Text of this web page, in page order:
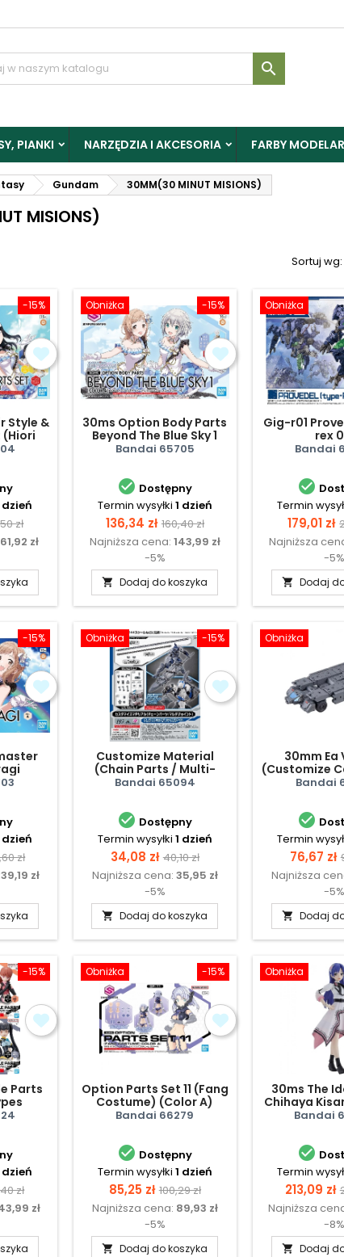

PIANKI NARZĘDZIA I AKCESORIA FARBY
Gundam 30MM(30 MINUT MISIONS)
MISIONS)
Sortuj wg:
-15%
Style &
(Hiori
dzień
zł
zł
-15%
Obniżka
30ms Option Body Parts
Beyond The Blue Sky 1
[color A]
Bandai 65705
 Dostępny
Termin wysyłki 1 dzień
Cena
136,34 zł Cena
podstawowa
160,40 zł
Najniższa cena: 143,99 zł
-5%
 Dodaj do koszyka
Obniżka
Gig-r01
rex
Bandai

Termin
Cena
179,01 zł
Najniższa
-5%
 Dodaj
-15%
dzień
zł
zł
-15%
Obniżka
Customize Material
(Chain Parts / Multi-
joint)
Bandai 65094
 Dostępny
Termin wysyłki 1 dzień
Cena
34,08 zł Cena
podstawowa
40,10 zł
Najniższa cena: 35,95 zł
-5%
 Dodaj do koszyka
Obniżka
30mm Ea
(Customize
Bandai

Termin
Cena
76,67 zł
Najniższa
-5%
 Dodaj
-15%
Parts
dzień
zł
zł
-15%
Obniżka
Option Parts Set 11 (Fang
Costume) (Color A)
Bandai 66279
 Dostępny
Termin wysyłki 1 dzień
Cena
85,25 zł Cena
podstawowa
100,29 zł
Najniższa cena: 89,93 zł
-5%
 Dodaj do koszyka
Obniżka
30ms The
Chihaya
A)
Bandai

Termin
Cena
213,09 zł
Najniższa
-8%
 Dodaj
do Schowka, musisz się zalogować.
Zaloguj